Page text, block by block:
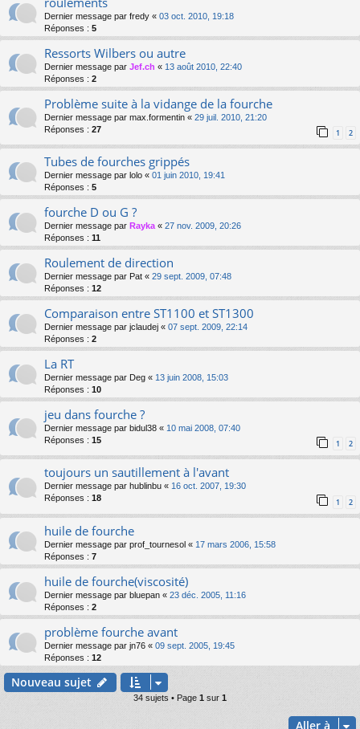
Dernier message par fredy « 03 oct. 2010, 19:18
Réponses : 5
Ressorts Wilbers ou autre
Dernier message par Jef.ch « 13 août 2010, 22:40
Réponses : 2
Problème suite à la vidange de la fourche
Dernier message par max.formentin « 29 juil. 2010, 21:20
Réponses : 27 1 2
Tubes de fourches grippés
Dernier message par lolo « 01 juin 2010, 19:41
Réponses : 5
fourche D ou G ?
Dernier message par Rayka « 27 nov. 2009, 20:26
Réponses : 11
Roulement de direction
Dernier message par Pat « 29 sept. 2009, 07:48
Réponses : 12
Comparaison entre ST1100 et ST1300
Dernier message par jclaudej « 07 sept. 2009, 22:14
Réponses : 2
La RT
Dernier message par Deg « 13 juin 2008, 15:03
Réponses : 10
jeu dans fourche ?
Dernier message par bidul38 « 10 mai 2008, 07:40
Réponses : 15 1 2
toujours un sautillement à l'avant
Dernier message par hublinbu « 16 oct. 2007, 19:30
Réponses : 18 1 2
huile de fourche
Dernier message par prof_tournesol « 17 mars 2006, 15:58
Réponses : 7
huile de fourche(viscosité)
Dernier message par bluepan « 23 déc. 2005, 11:16
Réponses : 2
problème fourche avant
Dernier message par jn76 « 09 sept. 2005, 19:45
Réponses : 12
Nouveau sujet
34 sujets • Page 1 sur 1
Aller à